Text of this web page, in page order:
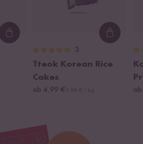
Loading...
3
Tteok Korean Rice
Cakes
ab 4,99 €